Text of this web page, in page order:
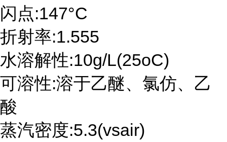
闪点:147°C
折射率:1.555
水溶解性:10g/L(25oC)
可溶性:溶于乙醚、氯仿、乙
酸
蒸汽密度:5.3(vsair)